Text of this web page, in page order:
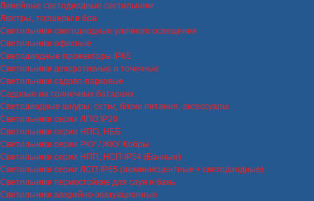
Линейные светодиодные светильники
Люстры, торшеры и бра
Светильники светодиодные уличного освещения
Светильники офисные
Светодиодные прожекторы IP65
Светильники декоративные и точечные
Светильники садово-парковые
Садовые на солнечных батареях
Светодиодные шнуры, сетки, блоки питания, аксессуары
Светильники серии ЛПО IP20
Светильники серии НПО, НББ
Светильники серии РКУ / ЖКУ Кобры
Светильники серии НПП, НСП IP54 (Банные)
Светильники серии ЛСП IP65 (люминисцентные + светодиодные)
Светильники термостойкие для саун и бань
Светильники аварийно-эвакуационные